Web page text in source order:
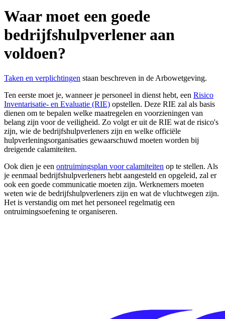
Waar moet een goede
bedrijfshulpverlener aan
voldoen?
Taken en verplichtingen staan beschreven in de Arbowetgeving.
Ten eerste moet je, wanneer je personeel in dienst hebt, een Risico
Inventarisatie- en Evaluatie (RIE) opstellen. Deze RIE zal als basis
dienen om te bepalen welke maatregelen en voorzieningen van
belang zijn voor de veiligheid. Zo volgt er uit de RIE wat de risico's
zijn, wie de bedrijfshulpverleners zijn en welke officiële
hulpverleningsorganisaties gewaarschuwd moeten worden bij
dreigende calamiteiten.
Ook dien je een ontruimingsplan voor calamiteiten op te stellen. Als
je eenmaal bedrijfshulpverleners hebt aangesteld en opgeleid, zal er
ook een goede communicatie moeten zijn. Werknemers moeten
weten wie de bedrijfshulpverleners zijn en wat de vluchtwegen zijn.
Het is verstandig om met het personeel regelmatig een
ontruimingsoefening te organiseren.